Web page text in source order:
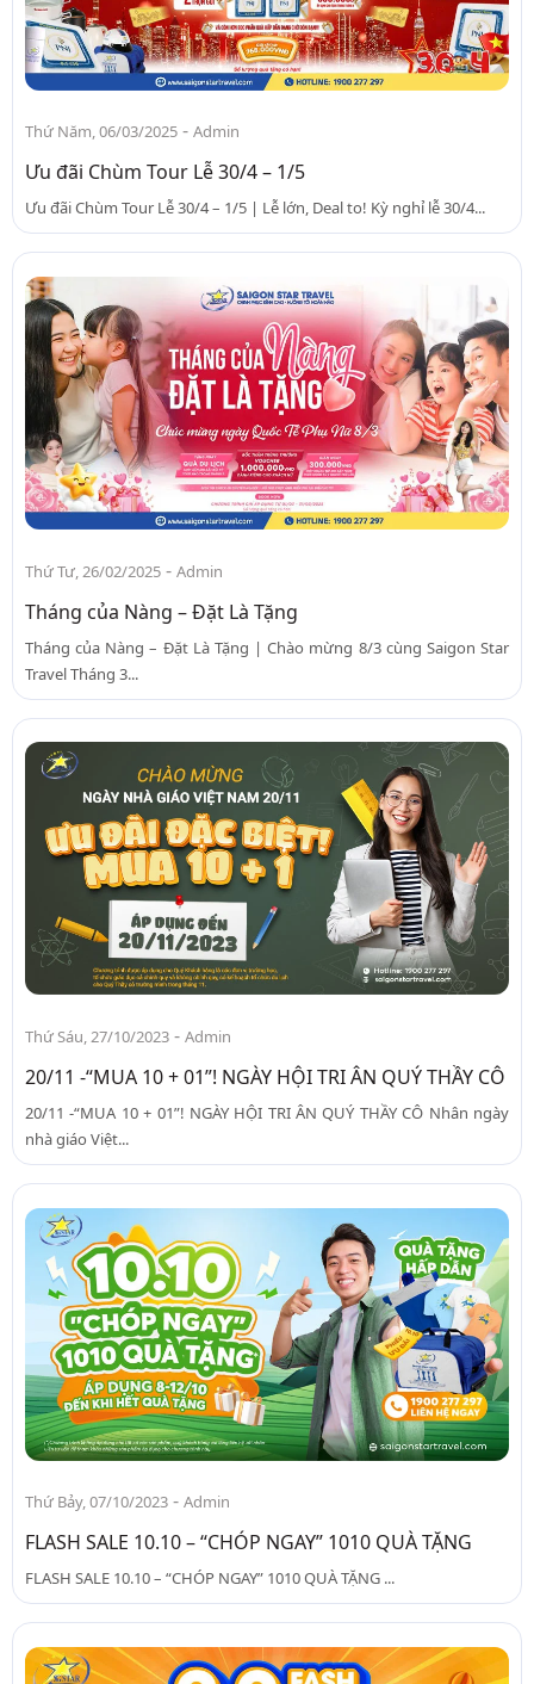
Thứ Năm, 06/03/2025 - Admin
Ưu đãi Chùm Tour Lễ 30/4 – 1/5
Ưu đãi Chùm Tour Lễ 30/4 – 1/5 | Lễ lớn, Deal to! Kỳ nghỉ lễ 30/4...
Thứ Tư, 26/02/2025 - Admin
Tháng của Nàng – Đặt Là Tặng
Tháng của Nàng – Đặt Là Tặng | Chào mừng 8/3 cùng Saigon Star
Travel Tháng 3...
Thứ Sáu, 27/10/2023 - Admin
20/11 -“MUA 10 + 01”! NGÀY HỘI TRI ÂN QUÝ THẦY CÔ
20/11 -“MUA 10 + 01”! NGÀY HỘI TRI ÂN QUÝ THẦY CÔ Nhân ngày
nhà giáo Việt...
Thứ Bảy, 07/10/2023 - Admin
FLASH SALE 10.10 – “CHÓP NGAY” 1010 QUÀ TẶNG
FLASH SALE 10.10 – “CHÓP NGAY” 1010 QUÀ TẶNG ...